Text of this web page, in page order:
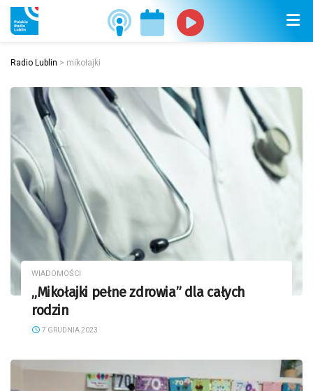
Radio Lublin > mikołajki
WIADOMOŚCI
„Mikołajki pełne zdrowia” dla całych
rodzin
7 GRUDNIA 2023